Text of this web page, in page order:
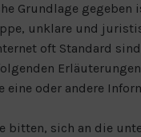
Grundlage gegeben
unklare und
oft Standard
Erläuterungen
oder andere
bitten, sich an die